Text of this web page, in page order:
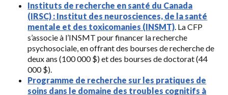
Instituts de recherche en santé du Canada
(IRSC) : Institut des neurosciences, de la santé
mentale et des toxicomanies (INSMT). La CFP
s’associe à l’INSMT pour financer la recherche
psychosociale, en offrant des bourses de recherche de
deux ans (100 000 $) et des bourses de doctorat (44
000 $).
Programme de recherche sur les pratiques de
soins dans le domaine des troubles cognitifs à